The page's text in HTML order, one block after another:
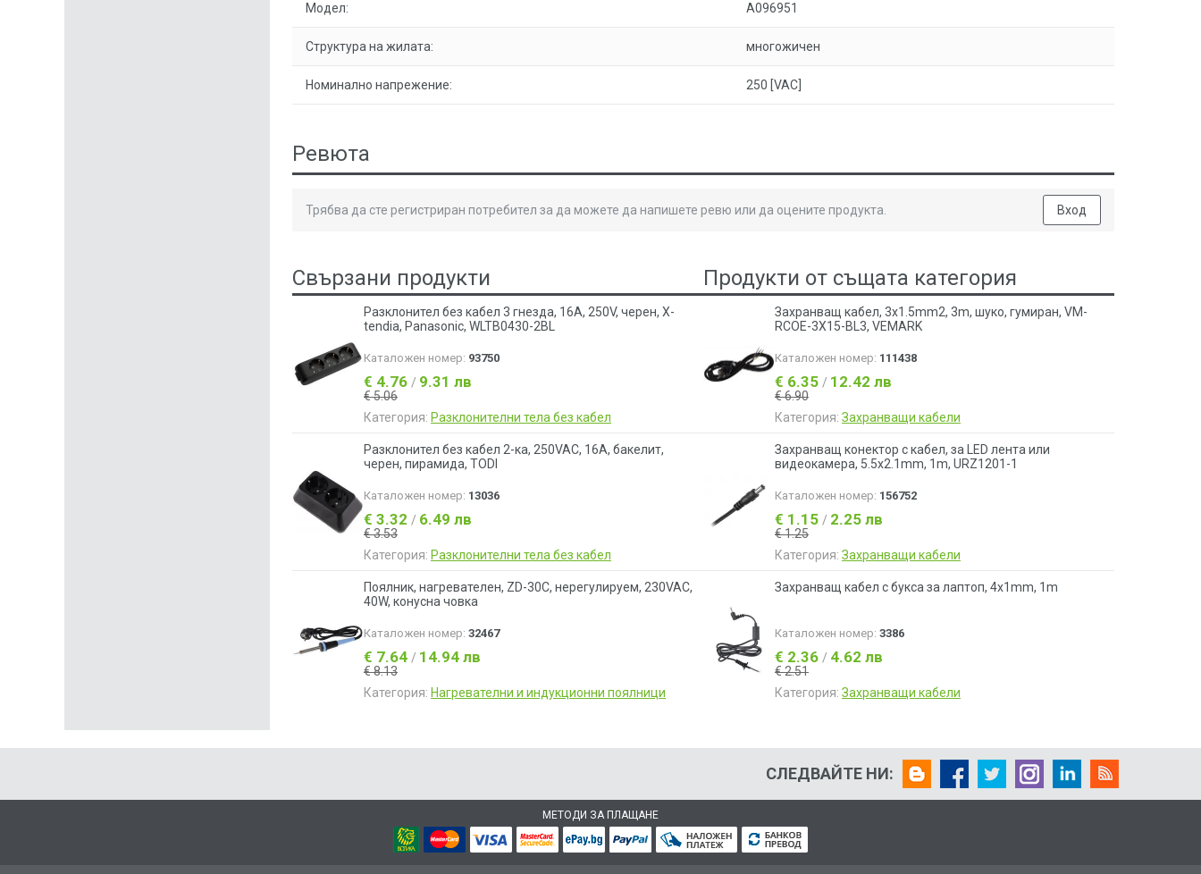
Модел: A096951
Структура на жилата: многожичен
Номинално напрежение: 250 [VAC]
Ревюта
Трябва да сте регистриран потребител за да можете да напишете ревю или да оцените продукта. Вход
Свързани продукти
Разклонител без кабел 3 гнезда, 16А, 250V, черен, X-
tendia, Panasonic, WLTB0430-2BL
Каталожен номер: 93750
€ 4.76 / 9.31 лв
€ 5.06
Категория: Разклонителни тела без кабел
Разклонител без кабел 2-ка, 250VAC, 16A, бакелит,
черен, пирамида, TODI
Каталожен номер: 13036
€ 3.32 / 6.49 лв
€ 3.53
Категория: Разклонителни тела без кабел
Поялник, нагревателен, ZD-30С, нерегулируем, 230VAC,
40W, конусна човка
Каталожен номер: 32467
€ 7.64 / 14.94 лв
€ 8.13
Категория: Нагревателни и индукционни поялници
Продукти от същата категория
Захранващ кабел, 3x1.5mm2, 3m, шуко, гумиран, VM-
RCOE-3X15-BL3, VEMARK
Каталожен номер: 111438
€ 6.35 / 12.42 лв
€ 6.90
Категория: Захранващи кабели
Захранващ конектор с кабел, за LED лента или
видеокамера, 5.5x2.1mm, 1m, URZ1201-1
Каталожен номер: 156752
€ 1.15 / 2.25 лв
€ 1.25
Категория: Захранващи кабели
Захранващ кабел с букса за лаптоп, 4x1mm, 1m
Каталожен номер: 3386
€ 2.36 / 4.62 лв
€ 2.51
Категория: Захранващи кабели
СЛЕДВАЙТЕ НИ:
МЕТОДИ ЗА ПЛАЩАНЕ